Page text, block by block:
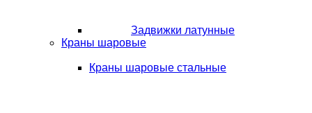
Задвижки латунные
Краны шаровые
Краны шаровые стальные